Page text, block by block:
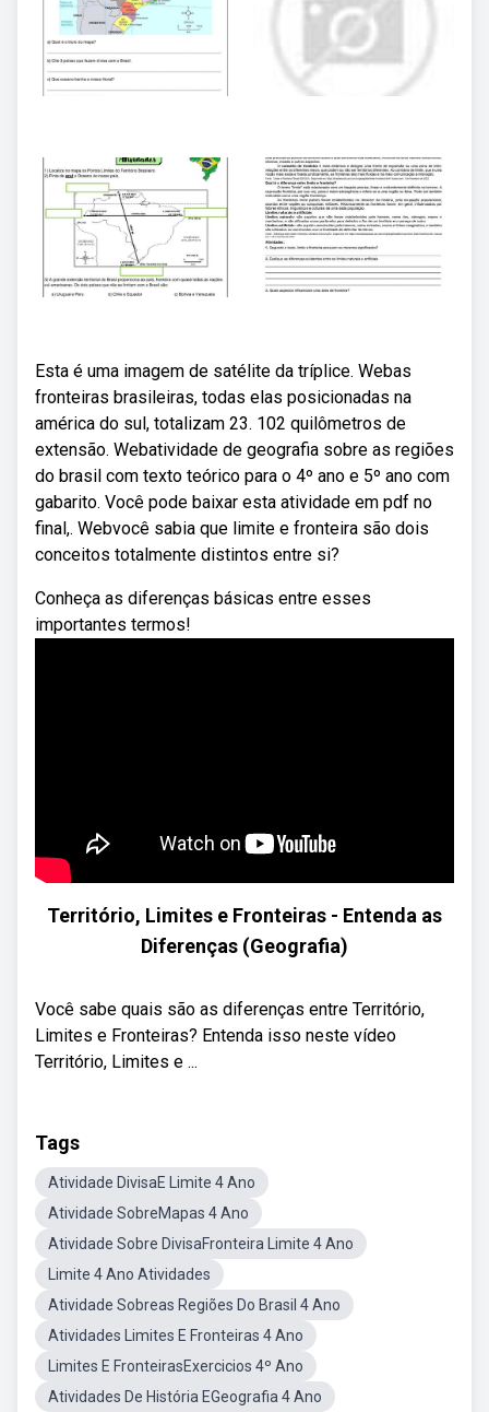
Esta é uma imagem de satélite da tríplice. Webas
fronteiras brasileiras, todas elas posicionadas na
américa do sul, totalizam 23. 102 quilômetros de
extensão. Webatividade de geografia sobre as regiões
do brasil com texto teórico para o 4º ano e 5º ano com
gabarito. Você pode baixar esta atividade em pdf no
final,. Webvocê sabia que limite e fronteira são dois
conceitos totalmente distintos entre si?
Conheça as diferenças básicas entre esses
importantes termos!
Território, Limites e Fronteiras - Entenda as
Diferenças (Geografia)
Você sabe quais são as diferenças entre Território,
Limites e Fronteiras? Entenda isso neste vídeo
Território, Limites e ...
Tags
Atividade DivisaE Limite 4 Ano
Atividade SobreMapas 4 Ano
Atividade Sobre DivisaFronteira Limite 4 Ano
Limite 4 Ano Atividades
Atividade Sobreas Regiões Do Brasil 4 Ano
Atividades Limites E Fronteiras 4 Ano
Limites E FronteirasExercicios 4º Ano
Atividades De História EGeografia 4 Ano